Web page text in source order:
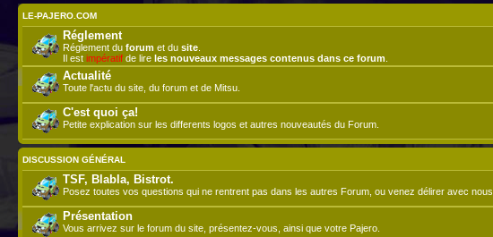
LE-PAJERO.COM
Réglement
Réglement du forum et du site
Il est impératif de lire les nouveaux messages contenus dans ce forum
Actualité
Toute l'actu du site, du forum et de Mitsu.
C'est quoi ça!
Petite explication sur les differents logos et autres nouveautés du Forum.
DISCUSSION GÉNÉRAL
TSF, Blabla, Bistrot.
Posez toutes vos questions qui ne rentrent pas dans les autres Forum, ou venez délirer avec nous.
Présentation
Vous arrivez sur le forum du site, présentez-vous, ainsi que votre Pajero.